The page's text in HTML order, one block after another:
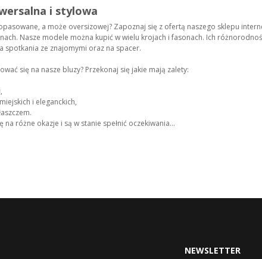
i stylowa
a może oversizowej? Zapoznaj się z ofertą naszego sklepu
Nasze modele można kupić w wielu krojach i fasonach. Ich
spotkania ze znajomymi oraz na spacer.
się na nasze bluzy? Przekonaj się jakie mają zalety:
i eleganckich,
różne okazje i są w stanie spełnić oczekiwania...
NEWSLETTER